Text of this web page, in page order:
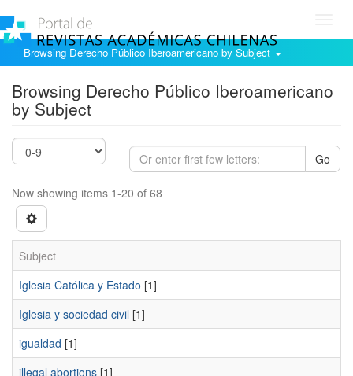
Browsing Derecho Público Iberoamericano by Subject
Browsing Derecho Público Iberoamericano
by Subject
Go
Now showing items 1-20 of 68
Subject
Iglesia Católica y Estado [1]
Iglesia y sociedad civil [1]
igualdad [1]
illegal abortions [1]